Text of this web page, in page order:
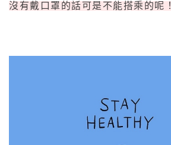
沒有戴口罩的話可是不能搭乘的呢！